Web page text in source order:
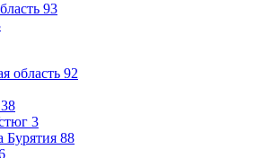
93
область 92
38
3
Бурятия 88